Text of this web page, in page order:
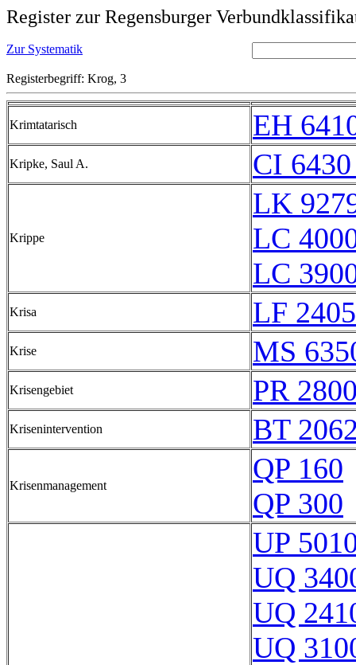
Register zur Regensburger
Zur Systematik
Registerbegriff: Krog, 3
Krimtatarisch EH
Kripke, Saul A. CI
Krippe
LK
LC
LC
Krisa LF 2405
Krise MS
Krisengebiet PR
Krisenintervention BT
Krisenmanagement
QP 160
QP 300
UP
UQ
UQ
UQ